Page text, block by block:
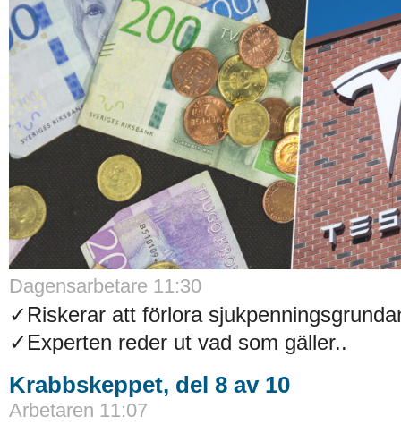
Dagensarbetare 11:30
✓Riskerar att förlora
✓Experten reder ut vad som gäller..
Krabbskeppet, del 8 av 10
Arbetaren 11:07